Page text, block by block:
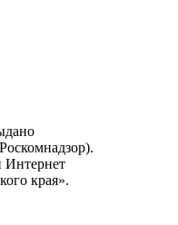
Интернет
края».